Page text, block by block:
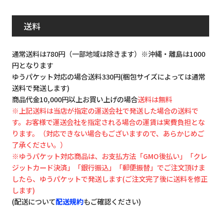
送料
通常送料は780円（一部地域は除きます）※沖縄・離島は1000
円となります
ゆうパケット対応の場合送料330円(梱包サイズによっては通常
送料で発送します)
商品代金10,000円以上お買い上げの場合送料は無料
※上記送料は当店が指定の運送会社で発送した場合の送料で
す。お客様で運送会社を指定される場合の運賃は実費負担とな
ります。（対応できない場合もございますので、あらかじめご
了承ください。）
※ゆうパケット対応商品は、お支払方法「GMO後払い」「クレ
ジットカード決済」「銀行振込」「郵便振替」でご注文頂けま
したら、ゆうパケットで発送します(ご注文完了後に送料を修正
します)
(配送について配送規約もご確認ください)